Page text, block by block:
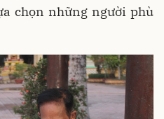
chọn những người phù